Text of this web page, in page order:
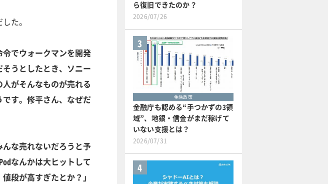
た。
令でウォークマンを開発
うとしたとき、ソニー
がそんなものが売れる
す。修平さん、なぜだ
んな売れないだろうと予
なんかは大ヒットして
段が高すぎたとか？」
ら復旧できたのか？
2026/07/26
3
金融政策
金融庁も認める“手つかずの3領
域”、地銀・信金がまだ稼げて
いない支援とは？
2026/07/31
4